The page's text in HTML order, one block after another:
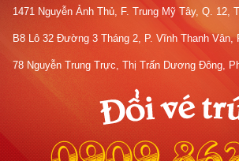
1471 Nguyễn Ảnh Thủ, F. Trung Mỹ Tây, Q. 12,
B8 Lô 32 Đường 3 Tháng 2, P. Vĩnh Thanh Vân,
78 Nguyễn Trung Trực, Thị Trấn Dương Đông,